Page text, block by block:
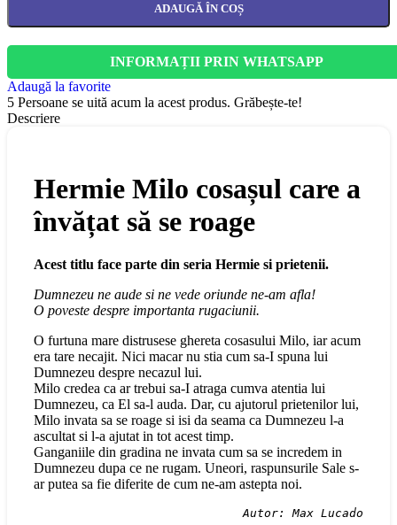
ADAUGĂ ÎN COȘ
INFORMAȚII PRIN WHATSAPP
Adaugă la favorite
5 Persoane se uită acum la acest produs. Grăbește-te!
Descriere
Hermie Milo cosașul care a
învățat să se roage
Acest titlu face parte din seria Hermie si prietenii.
Dumnezeu ne aude si ne vede oriunde ne-am afla!
O poveste despre importanta rugaciunii.
O furtuna mare distrusese ghereta cosasului Milo, iar acum
era tare necajit. Nici macar nu stia cum sa-I spuna lui
Dumnezeu despre necazul lui.
Milo credea ca ar trebui sa-I atraga cumva atentia lui
Dumnezeu, ca El sa-l auda. Dar, cu ajutorul prietenilor lui,
Milo invata sa se roage si isi da seama ca Dumnezeu l-a
ascultat si l-a ajutat in tot acest timp.
Ganganiile din gradina ne invata cum sa se incredem in
Dumnezeu dupa ce ne rugam. Uneori, raspunsurile Sale s-
ar putea sa fie diferite de cum ne-am astepta noi.
Autor: Max Lucado